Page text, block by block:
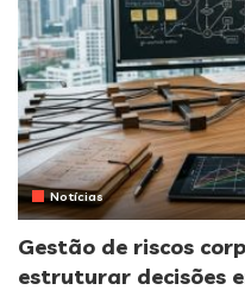
Notícias
Gestão de riscos
estruturar decisões